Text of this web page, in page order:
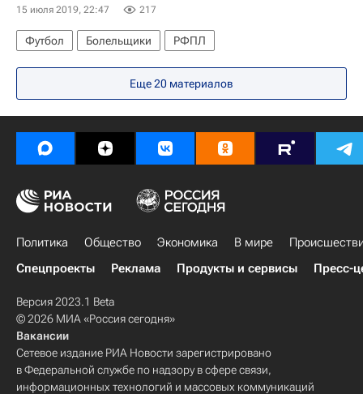
15 июля 2019, 22:47 217
Футбол Болельщики РФПЛ
Еще 20 материалов
Политика Общество Экономика В мире
Спецпроекты
Реклама Продукты и сервисы Пресс-
Версия 2023.1 Beta
© 2026 МИА «Россия сегодня»
Вакансии
Сетевое издание РИА Новости зарегистрировано
в Федеральной службе по надзору в сфере связи,
информационных технологий и массовых коммуникаций